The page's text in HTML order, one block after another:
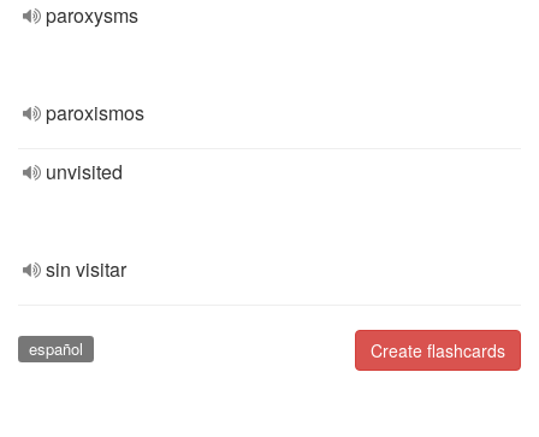
paroxysms
paroxismos
unvisited
sin visitar
Create flashcards
español